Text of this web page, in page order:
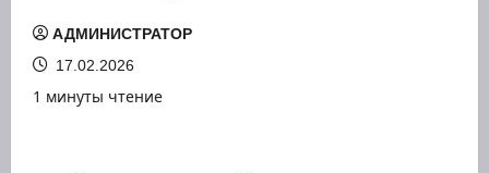
АДМИНИСТРАТОР
17.02.2026
1 минуты чтение